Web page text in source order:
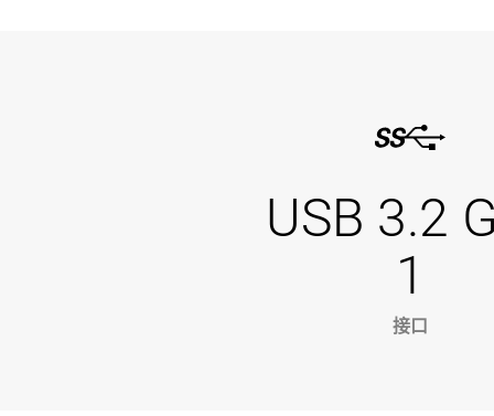
USB 3.2
1
接口